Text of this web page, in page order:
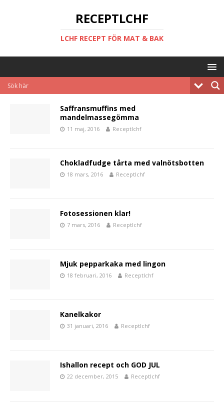
RECEPTLCHF
LCHF RECEPT FÖR MAT & BAK
Saffransmuffins med
mandelmassegömma
11 maj, 2016 Receptlchf
Chokladfudge tårta med valnötsbotten
18 mars, 2016 Receptlchf
Fotosessionen klar!
7 mars, 2016 Receptlchf
Mjuk pepparkaka med lingon
18 februari, 2016 Receptlchf
Kanelkakor
31 januari, 2016 Receptlchf
Ishallon recept och GOD JUL
22 december, 2015 Receptlchf